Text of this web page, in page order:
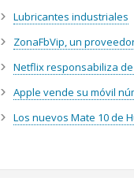
Lubricantes industriales
ZonaFbVip, un
Netflix responsabiliza
Apple vende su móvil
Los nuevos Mate 10 de